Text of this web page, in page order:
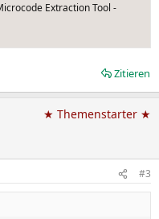
Extraction Tool -
Zitieren
★ Themenstarter ★
#3